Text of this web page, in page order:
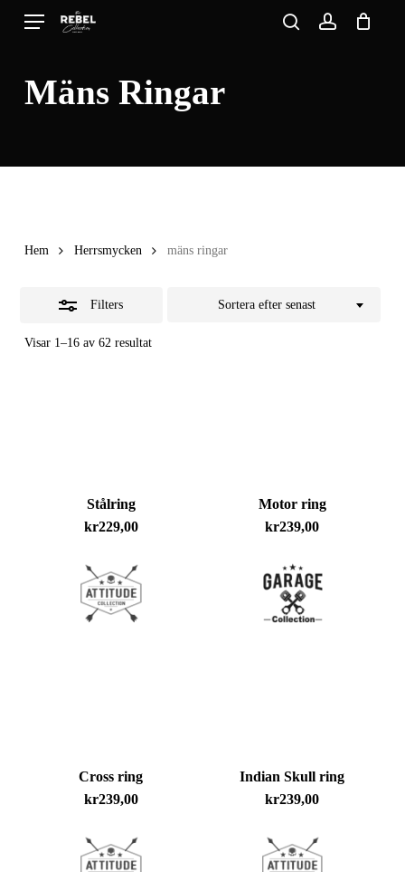
Skip
content
Menu
Mäns Ringar
Hem Herrsmycken mäns ringar
Filters
Visar 1–16 av 62 resultatSortera
Sortera efter senast
Stålring
kr229,00
Motor ring
kr239,00
Cross ring
kr239,00
Indian Skull ring
kr239,00